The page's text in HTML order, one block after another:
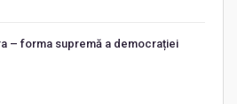
– forma supremă a democrației